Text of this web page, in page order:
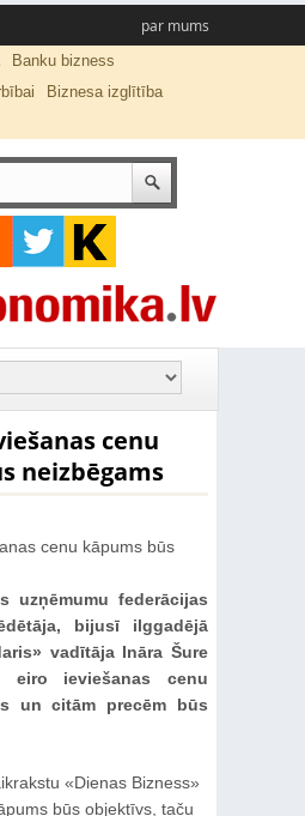
par mums
Banku bizness
Biznesa izglītība
cenu
neizbēgams
uzņēmumu federācijas
bijusī ilggadējā
vadītāja Ināra Šure
eiro ieviešanas cenu
un citām precēm būs
«Dienas Bizness»
būs objektīvs, taču